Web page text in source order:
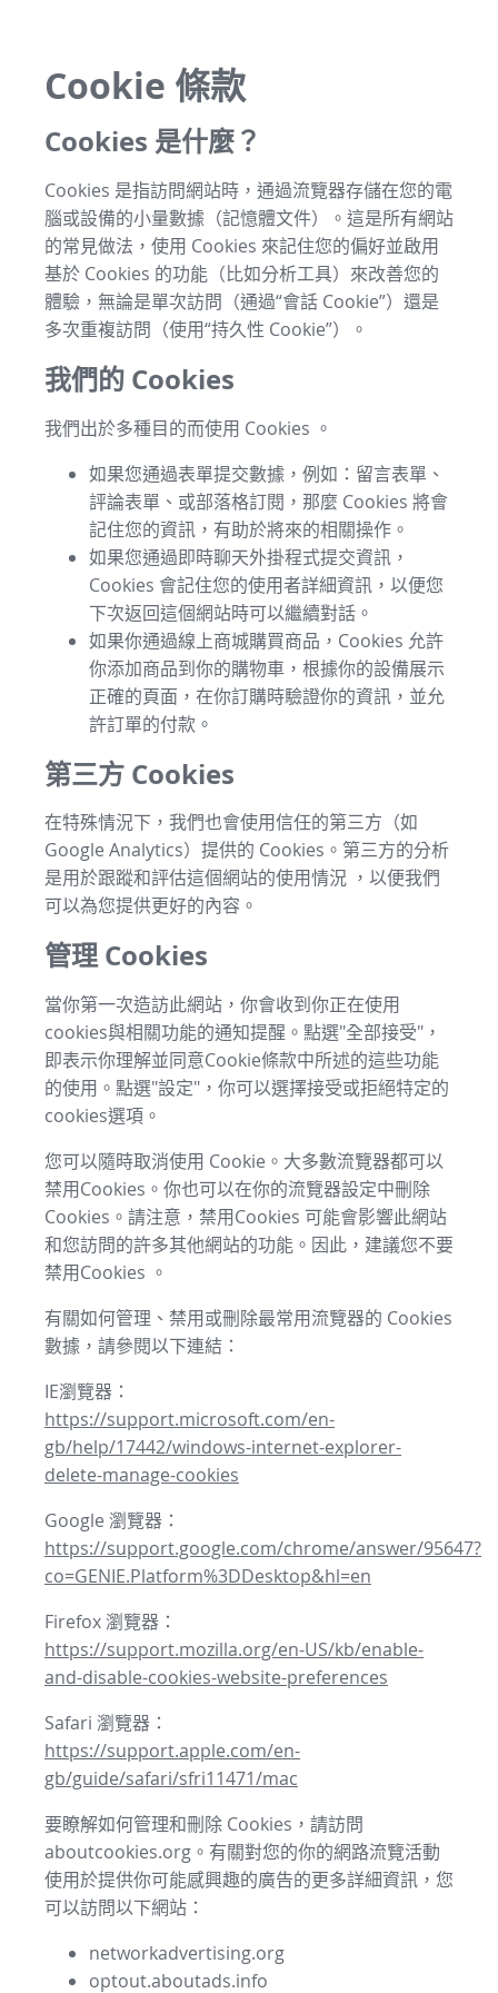
Cookie 條款
Cookies 是什麼？
Cookies 是指訪問網站時，通過流覽器存儲在您的電
腦或設備的小量數據（記憶體文件）。這是所有網站
的常見做法，使用 Cookies 來記住您的偏好並啟用
基於 Cookies 的功能（比如分析工具）來改善您的
體驗，無論是單次訪問（通過“會話 Cookie”）還是
多次重複訪問（使用“持久性 Cookie”）。
我們的 Cookies
我們出於多種目的而使用 Cookies 。
如果您通過表單提交數據，例如：留言表單、
評論表單、或部落格訂閱，那麼 Cookies 將會
記住您的資訊，有助於將來的相關操作。
如果您通過即時聊天外掛程式提交資訊，
Cookies 會記住您的使用者詳細資訊，以便您
下次返回這個網站時可以繼續對話。
如果你通過線上商城購買商品，Cookies 允許
你添加商品到你的購物車，根據你的設備展示
正確的頁面，在你訂購時驗證你的資訊，並允
許訂單的付款。
第三方 Cookies
在特殊情況下，我們也會使用信任的第三方（如
Google Analytics）提供的 Cookies。第三方的分析
是用於跟蹤和評估這個網站的使用情況 ，以便我們
可以為您提供更好的內容。
管理 Cookies
當你第一次造訪此網站，你會收到你正在使用
cookies與相關功能的通知提醒。點選"全部接受"，
即表示你理解並同意Cookie條款中所述的這些功能
的使用。點選"設定"，你可以選擇接受或拒絕特定的
cookies選項。
您可以隨時取消使用 Cookie。大多數流覽器都可以
禁用Cookies。你也可以在你的流覽器設定中刪除
Cookies。請注意，禁用Cookies 可能會影響此網站
和您訪問的許多其他網站的功能。因此，建議您不要
禁用Cookies 。
有關如何管理、禁用或刪除最常用流覽器的 Cookies
數據，請參閱以下連結：
IE瀏覽器：
https://support.microsoft.com/en-
gb/help/17442/windows-internet-explorer-
delete-manage-cookies
Google 瀏覽器：
https://support.google.com/chrome/answer/95647?
co=GENIE.Platform%3DDesktop&hl=en
Firefox 瀏覽器：
https://support.mozilla.org/en-US/kb/enable-
and-disable-cookies-website-preferences
Safari 瀏覽器：
https://support.apple.com/en-
gb/guide/safari/sfri11471/mac
要瞭解如何管理和刪除 Cookies，請訪問
aboutcookies.org。有關對您的你的網路流覽活動
使用於提供你可能感興趣的廣告的更多詳細資訊，您
可以訪問以下網站：
networkadvertising.org
optout.aboutads.info